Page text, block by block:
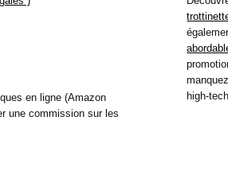
en ligne (Amazon
une commission sur les
high-